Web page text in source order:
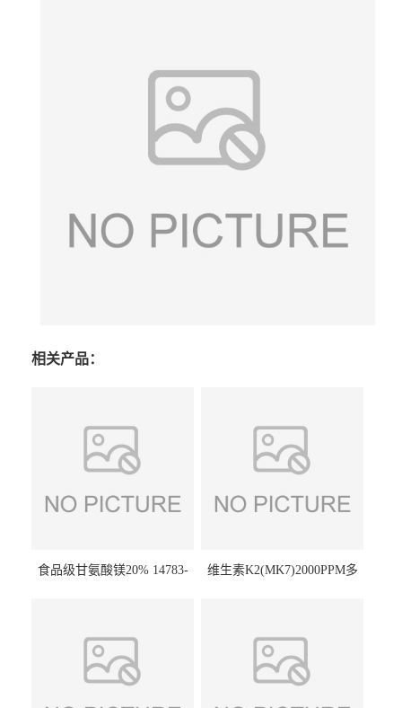
相关产品：
食品级甘氨酸镁20% 14783-
维生素K2(MK7)2000PPM多